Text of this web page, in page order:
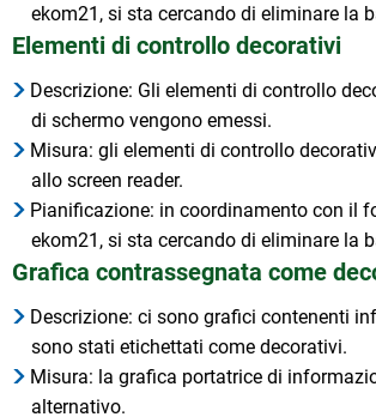
ekom21, si sta cercando di eliminare la
Elementi di controllo decorativi
Descrizione: Gli elementi di controllo
di schermo vengono emessi.
Misura: gli elementi di controllo
allo screen reader.
Pianificazione: in coordinamento con il
ekom21, si sta cercando di eliminare la
Grafica contrassegnata come
Descrizione: ci sono grafici contenenti
sono stati etichettati come decorativi.
Misura: la grafica portatrice di
alternativo.